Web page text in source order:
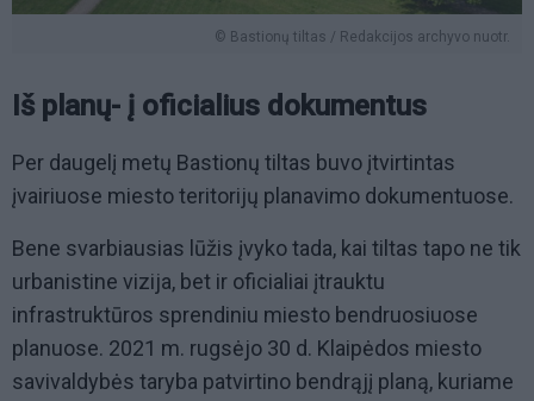
© Bastionų tiltas / Redakcijos archyvo nuotr.
Iš planų- į oficialius dokumentus
Per daugelį metų Bastionų tiltas buvo įtvirtintas
įvairiuose miesto teritorijų planavimo dokumentuose.
Bene svarbiausias lūžis įvyko tada, kai tiltas tapo ne tik
urbanistine vizija, bet ir oficialiai įtrauktu
infrastruktūros sprendiniu miesto bendruosiuose
planuose. 2021 m. rugsėjo 30 d. Klaipėdos miesto
savivaldybės taryba patvirtino bendrąjį planą, kuriame